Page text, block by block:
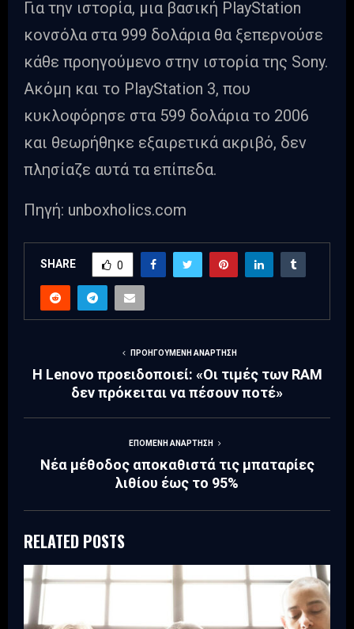
Για την ιστορία, μια βασική PlayStation
κονσόλα στα 999 δολάρια θα ξεπερνούσε
κάθε προηγούμενο στην ιστορία της Sony.
Ακόμη και το PlayStation 3, που
κυκλοφόρησε στα 599 δολάρια το 2006
και θεωρήθηκε εξαιρετικά ακριβό, δεν
πλησίαζε αυτά τα επίπεδα.
Πηγή: unboxholics.com
SHARE 0
ΠΡΟΗΓΟΎΜΕΝΗ ΑΝΆΡΤΗΣΗ
Η Lenovo προειδοποιεί: «Οι τιμές των RAM
δεν πρόκειται να πέσουν ποτέ»
ΕΠΌΜΕΝΗ ΑΝΆΡΤΗΣΗ
Νέα μέθοδος αποκαθιστά τις μπαταρίες
λιθίου έως το 95%
RELATED POSTS